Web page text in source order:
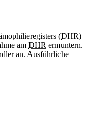
(DHR)
am DHR ermuntern.
an. Ausführliche